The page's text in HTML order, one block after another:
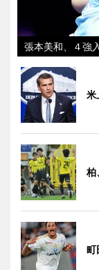
張本美和、４強
米
柏
町